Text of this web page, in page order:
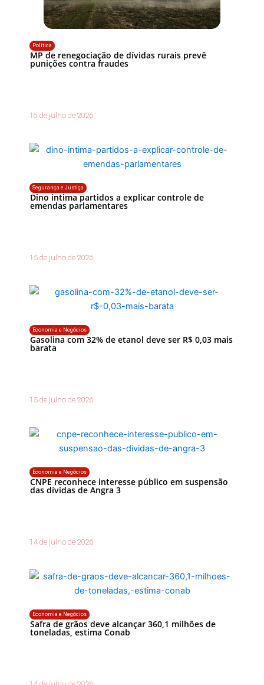
Política
MP de renegociação de dívidas rurais prevê
punições contra fraudes
16 de julho de 2026
Segurança e Justiça
Dino intima partidos a explicar controle de
emendas parlamentares
15 de julho de 2026
Economia e Negócios
Gasolina com 32% de etanol deve ser R$ 0,03 mais
barata
15 de julho de 2026
Economia e Negócios
CNPE reconhece interesse público em suspensão
das dívidas de Angra 3
14 de julho de 2026
Economia e Negócios
Safra de grãos deve alcançar 360,1 milhões de
toneladas, estima Conab